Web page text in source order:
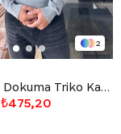
2
Polo Yaka Dokuma Triko Kazak Gri
₺475,20